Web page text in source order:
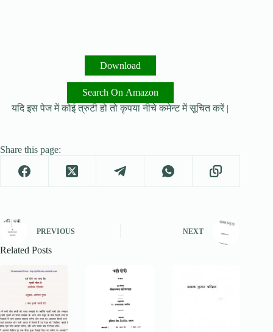
Download
Search On Amazon
यदि इस पेज में कोई त्रुटी हो तो कृपया नीचे कमेन्ट में सूचित करें |
Share this page:
PREVIOUS NEXT
Related Posts